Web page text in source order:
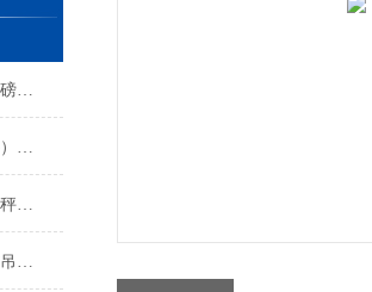
城北地磅（双塔地磅（沧浪地磅（胥江地磅）吴门桥地磅）友新地磅维修
房县电子秤（新安电子叉车秤）竹溪吊秤维修
蕉城50吨汽车衡（龙州15吨吊秤）右江汽车地磅）宁德80吨地磅维修
米东100吨汽车衡（奇台100吨吊秤）天山150吨地磅）阿瓦提地磅维修